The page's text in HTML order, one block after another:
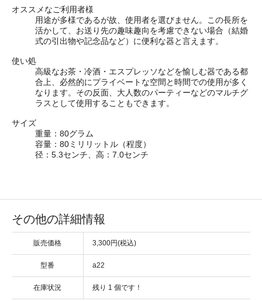
オススメなご利用者様
用途が多様であるが故、使用者を選びません。この長所を
活かして、お送り先の趣味趣向を考慮できない場合（結婚
式の引出物や記念品など）に便利な器と言えます。
使い処
高級なお茶・冷酒・エスプレッソなどを愉しむ器である都
合上、必然的にプライベートな空間と時間での使用が多く
なります。その反面、大人数のパーティーなどのマルチグ
ラスとして使用することもできます。
サイズ
重量：80グラム
容量：80ミリリットル （程度）
径：5.3センチ、高：7.0センチ
その他の詳細情報
販売価格 3,300円(税込)
型番 a22
在庫状況 残り 1 個です！